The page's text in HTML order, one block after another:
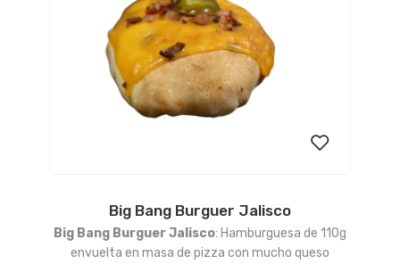
a la
Big Bang Burguer Jalisco
Big Bang Burguer Jalisco: Hamburguesa de 110g
envuelta en masa de pizza con mucho queso